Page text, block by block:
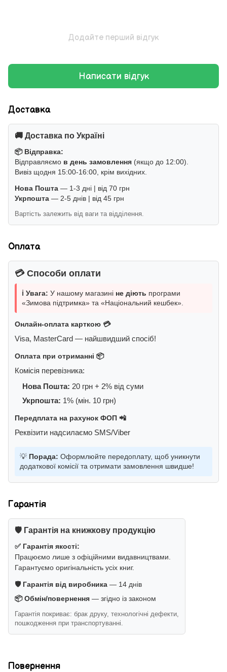
Додайте перший відгук
Написати відгук
Доставка
🚚 Доставка по Україні
📦 Відправка:
Відправляємо в день замовлення (якщо до 12:00).
Вивіз щодня 15:00-16:00, крім вихідних.
Нова Пошта — 1-3 дні | від 70 грн
Укрпошта — 2-5 днів | від 45 грн
Вартість залежить від ваги та відділення.
Оплата
💳 Способи оплати
ℹ️ Увага: У нашому магазині не діють програми
«Зимова підтримка» та «Національний кешбек».
Онлайн-оплата карткою 💳
Visa, MasterCard — найшвидший спосіб!
Оплата при отриманні 📦
Комісія перевізника:
Нова Пошта: 20 грн + 2% від суми
Укрпошта: 1% (мін. 10 грн)
Передплата на рахунок ФОП 📲
Реквізити надсилаємо SMS/Viber
💡 Порада: Оформлюйте передоплату, щоб уникнути
додаткової комісії та отримати замовлення швидше!
Гарантія
🛡️ Гарантія на книжкову продукцію
✅ Гарантія якості:
Працюємо лише з офіційними видавництвами.
Гарантуємо оригінальність усіх книг.
🛡️ Гарантія від виробника — 14 днів
📦 Обмін/повернення — згідно із законом
Гарантія покриває: брак друку, технологічні дефекти,
пошкодження при транспортуванні.
Повернення